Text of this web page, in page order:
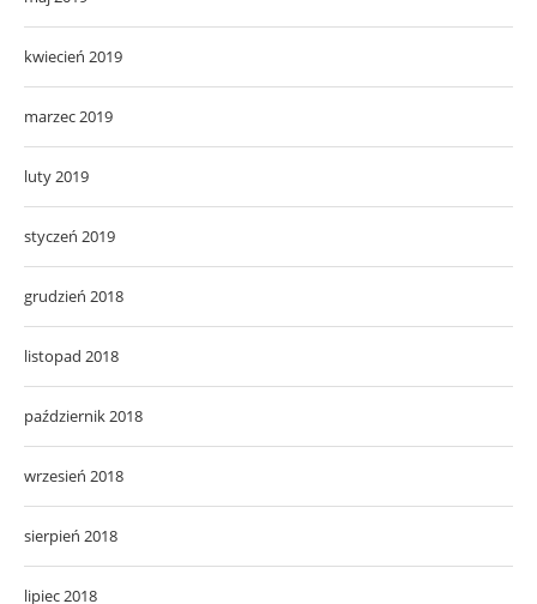
kwiecień 2019
marzec 2019
luty 2019
styczeń 2019
grudzień 2018
listopad 2018
październik 2018
wrzesień 2018
sierpień 2018
lipiec 2018